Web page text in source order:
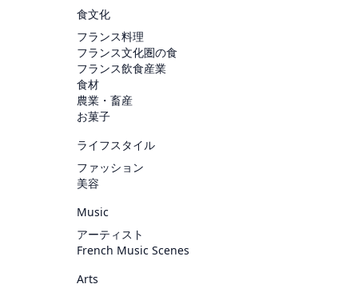
食文化
フランス料理
フランス文化圏の食
フランス飲食産業
食材
農業・畜産
お菓子
ライフスタイル
ファッション
美容
Music
アーティスト
French Music Scenes
Arts